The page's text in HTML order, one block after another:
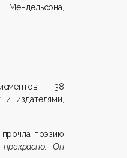
– 38
издателями,
поэзию
Он